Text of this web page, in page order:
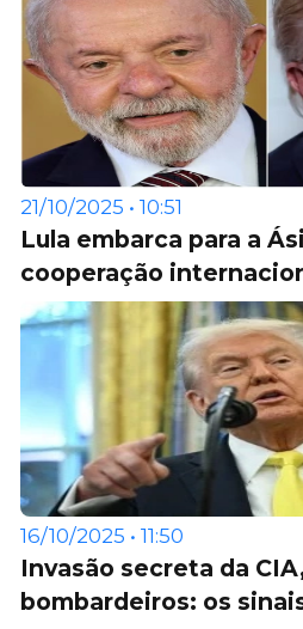
21/10/2025 • 10:51
Lula embarca para a
cooperação
16/10/2025 • 11:50
Invasão secreta da
bombardeiros: os